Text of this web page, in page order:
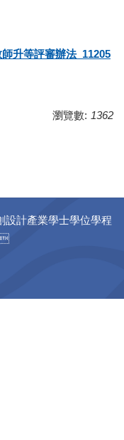
升等評審辦法_11205
瀏覽數: 1362
設計產業學士學位學程